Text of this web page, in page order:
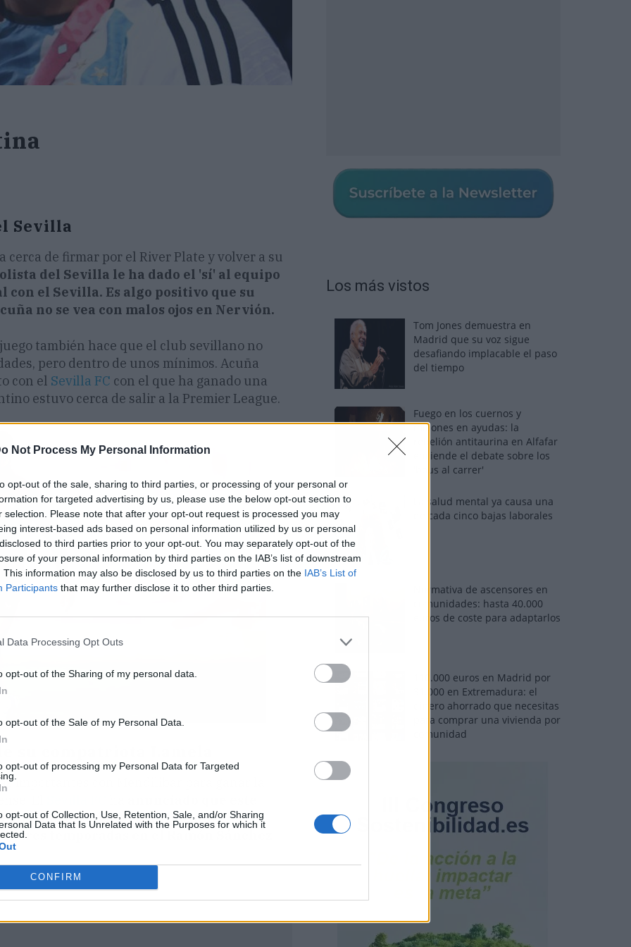
Not Process My Personal Information
opt-out of the sale, sharing to third parties, or processing of your personal or
for targeted advertising by us, please use the below opt-out section to
selection. Please note that after your opt-out request is processed you may
interest-based ads based on personal information utilized by us or personal
to third parties prior to your opt-out. You may separately opt-out of the
of your personal information by third parties on the IAB’s list of downstream
This information may also be disclosed by us to third parties on the IAB’s List of
Participants that may further disclose it to other third parties.
Data Processing Opt Outs
opt-out of the Sharing of my personal data.
opt-out of the Sale of my Personal Data.
opt-out of processing my Personal Data for Targeted
opt-out of Collection, Use, Retention, Sale, and/or Sharing
Data that Is Unrelated with the Purposes for which it
CONFIRM
Sevilla
de firmar por el River Plate y volver a su
del Sevilla le ha dado el 'sí' al equipo
el Sevilla. Es algo positivo que su
no se vea con malos ojos en Nervión.
también hace que el club sevillano no
pero dentro de unos mínimos. Acuña
con el Sevilla FC con el que ha ganado una
estuvo cerca de salir a la Premier League.
importantes con Mendilibar para ganar la
del jugador argentino, que
tres temporadas en el Ramón Sánchez
Los más vistos
Tom Jones demuestra en
Madrid que su voz sigue
desafiando implacable el paso
del tiempo
Fuego en los cuernos y
millones en ayudas: la
rebelión antitaurina en Alfafar
enciende el debate sobre los
'bous al carrer'
La salud mental ya causa una
de cada cinco bajas laborales
Normativa de ascensores en
comunidades: hasta 40.000
euros de coste para adaptarlos
110.000 euros en Madrid por
31.000 en Extremadura: el
dinero ahorrado que necesitas
para comprar una vivienda por
comunidad